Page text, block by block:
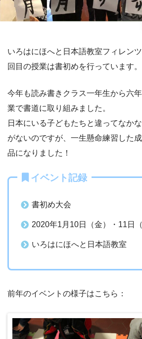
いろはにほへと日本語教室フィレン
回目の授業は書初めを行っています。
今年も読み書きクラス一年生から六
業で書道に取り組みました。
日本にいる子どもたちと違ってなか
がないのですが、一生懸命練習した
品になりました！
イベント記録
書初め大会
2020年1月10日（金）・11日（
いろはにほへと日本語教室
前年のイベントの様子はこちら：